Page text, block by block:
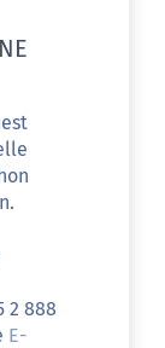
2 888
E-